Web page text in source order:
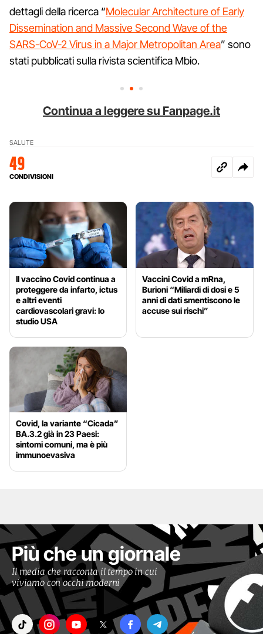
dettagli della ricerca “Molecular Architecture of Early
Dissemination and Massive Second Wave of the
SARS-CoV-2 Virus in a Major Metropolitan Area” sono
stati pubblicati sulla rivista scientifica Mbio.
Continua a leggere su Fanpage.it
SALUTE
49
CONDIVISIONI
Il vaccino Covid continua a
proteggere da infarto, ictus
e altri eventi
cardiovascolari gravi: lo
studio USA
Vaccini Covid a mRna,
Burioni “Miliardi di dosi e 5
anni di dati smentiscono le
accuse sui rischi”
Covid, la variante “Cicada”
BA.3.2 già in 23 Paesi:
sintomi comuni, ma è più
immunoevasiva
Più che un giornale
Il media che racconta il tempo in cui
viviamo con occhi moderni